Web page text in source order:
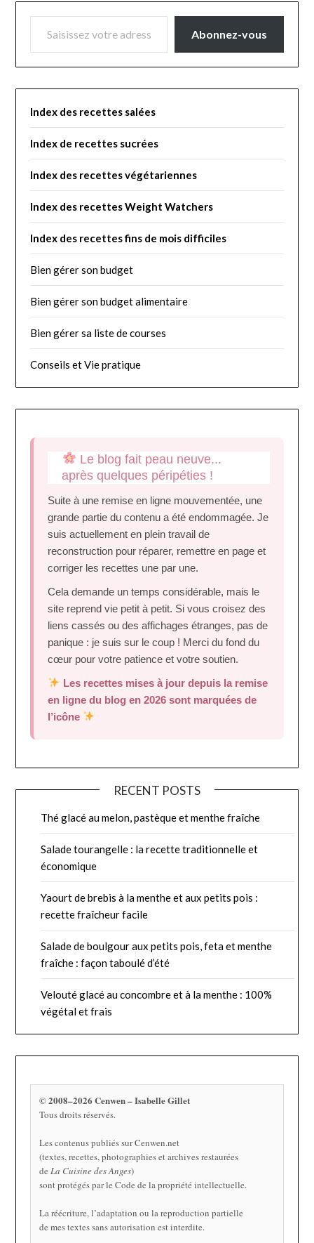
SAISISSEZ VOTRE ADRESSE E-MAIL…
Abonnez-vous
Index des recettes salées
Index de recettes sucrées
Index des recettes végétariennes
Index des recettes Weight Watchers
Index des recettes fins de mois difficiles
Bien gérer son budget
Bien gérer son budget alimentaire
Bien gérer sa liste de courses
Conseils et Vie pratique
Le blog fait peau neuve...
après quelques péripéties !
Suite à une remise en ligne mouvementée, une
grande partie du contenu a été endommagée. Je
suis actuellement en plein travail de
reconstruction pour réparer, remettre en page et
corriger les recettes une par une.
Cela demande un temps considérable, mais le
site reprend vie petit à petit. Si vous croisez des
liens cassés ou des affichages étranges, pas de
panique : je suis sur le coup ! Merci du fond du
cœur pour votre patience et votre soutien.
Les recettes mises à jour depuis la remise
en ligne du blog en 2026 sont marquées de
l’icône
RECENT POSTS
Thé glacé au melon, pastèque et menthe fraîche
Salade tourangelle : la recette traditionnelle et
économique
Yaourt de brebis à la menthe et aux petits pois :
recette fraîcheur facile
Salade de boulgour aux petits pois, feta et menthe
fraîche : façon taboulé d’été
Velouté glacé au concombre et à la menthe : 100%
végétal et frais
© 2008–2026 Cenwen – Isabelle Gillet
Tous droits réservés.
Les contenus publiés sur Cenwen.net
(textes, recettes, photographies et archives restaurées
de La Cuisine des Anges)
sont protégés par le Code de la propriété intellectuelle.
La réécriture, l’adaptation ou la reproduction partielle
de mes textes sans autorisation est interdite.